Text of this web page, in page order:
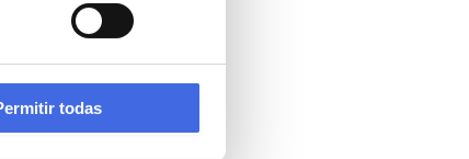
todas
y